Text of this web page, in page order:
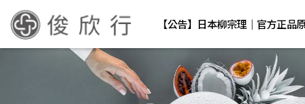
【公告】日本柳宗理｜官方正品